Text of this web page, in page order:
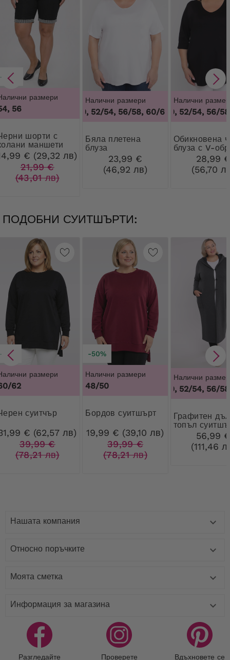
-28%
размери
56
с
маншети
€ (29,32 лв)
21,99 €
(43,01 лв)
Налични размери
48/50, 52/54, 56/58, 60/62 48/50, 52/54,
Бяла плетена
блуза
23,99 €
(46,92 лв)
Налични
48/50, 52/54, 56/
Обикновена черна
блуза с V-
деколте28,99 €
(56,70
ПОДОБНИ СУИТШЪРТИ:
-21%
размери
62
Черен суитчър
€ (62,57 лв)
39,99 €
(78,21 лв)
-50%
Налични размери
48/50
Бордов суитшърт
19,99 € (39,10 лв)
39,99 €
(78,21 лв)
Налични
48/50, 52/54, 56/
Графитен дълъг
топъл
копчета56,99 €
(111,46
Нашата компания 
Относно поръчките 
Моята сметка 
Информация за магазина 
Разгледайте Проверете Вдъхновете се